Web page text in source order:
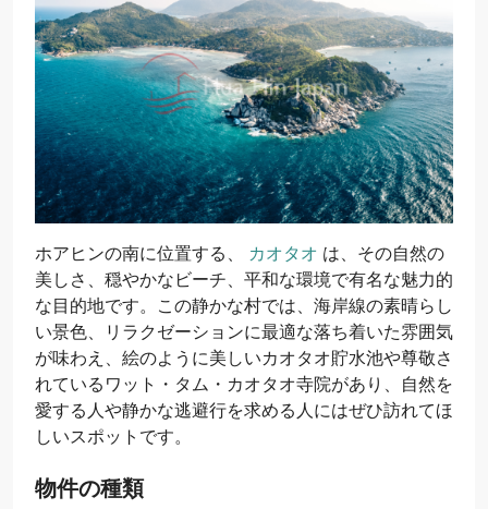
ホアヒンの南に位置する、 カオタオ は、その自然の
美しさ、穏やかなビーチ、平和な環境で有名な魅力的
な目的地です。この静かな村では、海岸線の素晴らし
い景色、リラクゼーションに最適な落ち着いた雰囲気
が味わえ、絵のように美しいカオタオ貯水池や尊敬さ
れているワット・タム・カオタオ寺院があり、自然を
愛する人や静かな逃避行を求める人にはぜひ訪れてほ
しいスポットです。
物件の種類